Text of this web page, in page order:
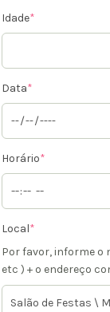
Idade*
Data*
Horário*
Local*
Por favor, informe o
etc ) + o endereço